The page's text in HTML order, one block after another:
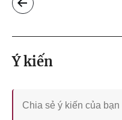
Ý kiến